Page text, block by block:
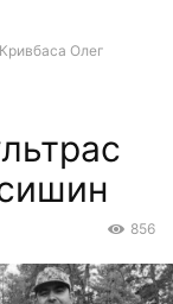
Олег
856